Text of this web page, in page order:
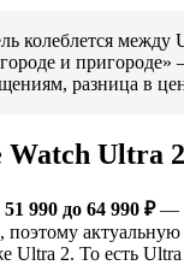
колеблется
городе и
разница в
Ultra
51 990 до 64 990 ₽—
поэтому
Ultra 2. То есть